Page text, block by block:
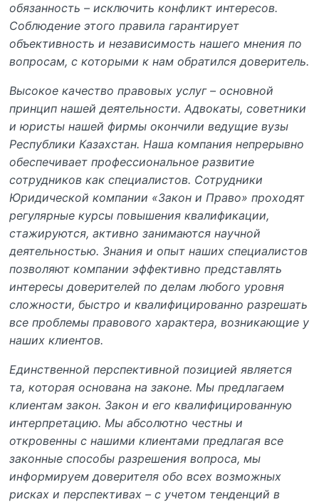
обязанность – исключить конфликт интересов.
Соблюдение этого правила гарантирует
объективность и независимость нашего мнения по
вопросам, с которыми к нам обратился доверитель.
Высокое качество правовых услуг – основной
принцип нашей деятельности. Адвокаты, советники
и юристы нашей фирмы окончили ведущие вузы
Республики Казахстан. Наша компания непрерывно
обеспечивает профессиональное развитие
сотрудников как специалистов. Сотрудники
Юридической компании «Закон и Право» проходят
регулярные курсы повышения квалификации,
стажируются, активно занимаются научной
деятельностью. Знания и опыт наших специалистов
позволяют компании эффективно представлять
интересы доверителей по делам любого уровня
сложности, быстро и квалифицированно разрешать
все проблемы правового характера, возникающие у
наших клиентов.
Единственной перспективной позицией является
та, которая основана на законе. Мы предлагаем
клиентам закон. Закон и его квалифицированную
интерпретацию. Мы абсолютно честны и
откровенны с нашими клиентами предлагая все
законные способы разрешения вопроса, мы
информируем доверителя обо всех возможных
рисках и перспективах – с учетом тенденций в